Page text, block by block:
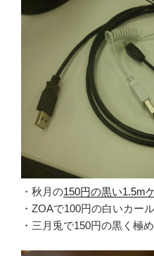
・秋月の150円の黒い1.5m
・ZOAで100円の白いカー
・三月兎で150円の黒く極